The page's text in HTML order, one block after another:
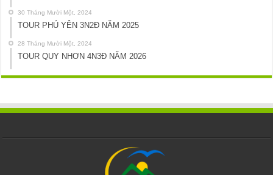
30 Tháng Mười Một, 2024
TOUR PHÚ YÊN 3N2Đ NĂM 2025
28 Tháng Mười Một, 2024
TOUR QUY NHƠN 4N3Đ NĂM 2026